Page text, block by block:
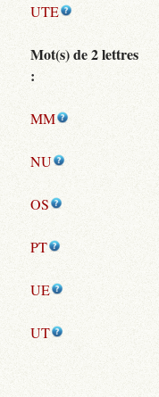
UTE
Mot(s) de 2 lettres
:
MM
NU
OS
PT
UE
UT